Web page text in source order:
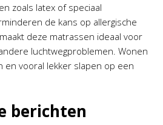
zoals latex of speciaal
de kans op allergische
deze matrassen ideaal voor
luchtwegproblemen. Wonen
en vooral lekker slapen op een
berichten